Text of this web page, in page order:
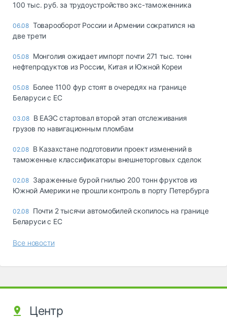
100 тыс. руб. за трудоустройство экс-таможенника
06.08 Товарооборот России и Армении сократился на
две трети
05.08 Монголия ожидает импорт почти 271 тыс. тонн
нефтепродуктов из России, Китая и Южной Кореи
05.08 Более 1100 фур стоят в очередях на границе
Беларуси с ЕС
03.08 В ЕАЭС стартовал второй этап отслеживания
грузов по навигационным пломбам
02.08 В Казахстане подготовили проект изменений в
таможенные классификаторы внешнеторговых сделок
02.08 Зараженные бурой гнилью 200 тонн фруктов из
Южной Америки не прошли контроль в порту Петербурга
02.08 Почти 2 тысячи автомобилей скопилось на границе
Беларуси с ЕС
Все новости
Центр